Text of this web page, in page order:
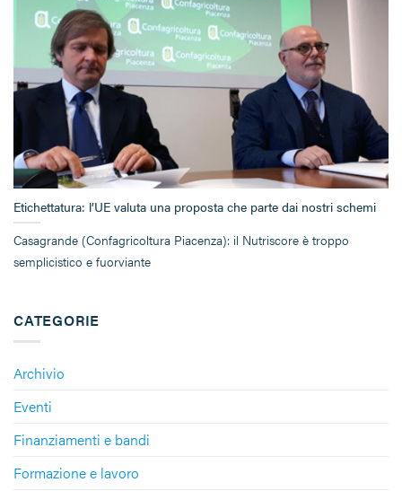
CATEGORIE
Archivio
Eventi
Finanziamenti e bandi
Formazione e lavoro
Etichettatura: l’UE valuta una proposta che parte dai nostri schemi
Casagrande (Confagricoltura Piacenza): il Nutriscore è troppo
semplicistico e fuorviante